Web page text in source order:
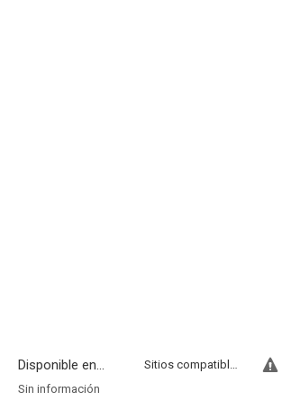
Disponible en...
Sitios compatibles
Sin información